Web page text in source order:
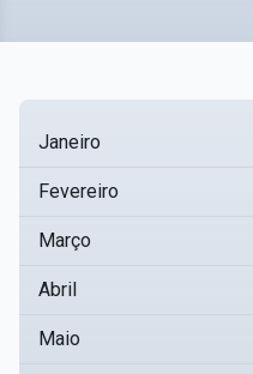
Janeiro
Fevereiro
Março
Abril
Maio